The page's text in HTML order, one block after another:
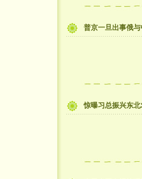
普京一旦出事俄
惊曝习总振兴东